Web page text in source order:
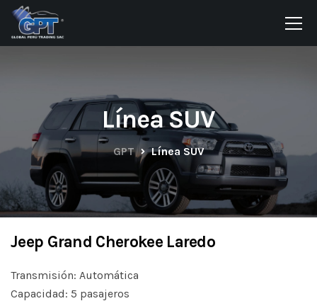
Línea SUV
GPT Línea SUV
Jeep Grand Cherokee Laredo
Transmisión: Automática
Capacidad: 5 pasajeros